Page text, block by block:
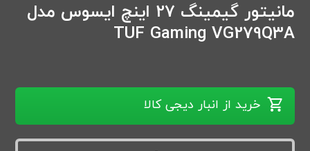
مانیتور گیمینگ 27 اینچ ایسوس مدل
TUF Gaming VG279Q3A
خرید از انبار دیجی کالا